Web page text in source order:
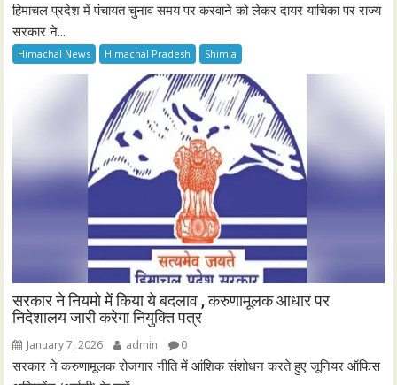
हिमाचल प्रदेश में पंचायत चुनाव समय पर करवाने को लेकर दायर याचिका पर राज्य
सरकार ने...
Himachal News Himachal Pradesh Shimla
सरकार ने नियमो में किया ये बदलाव , करुणामूलक आधार पर
निदेशालय जारी करेगा नियुक्ति पत्र
January 7, 2026 admin 0
सरकार ने करुणामूलक रोजगार नीति में आंशिक संशोधन करते हुए जूनियर ऑफिस